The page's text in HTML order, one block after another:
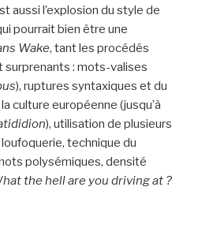
aussi l’explosion du style de
pourrait bien être une
Wake, tant les procédés
surprenants : mots-valises
), ruptures syntaxiques et du
culture européenne (jusqu’à
), utilisation de plusieurs
technique du
polysémiques, densité
the hell are you driving at ?